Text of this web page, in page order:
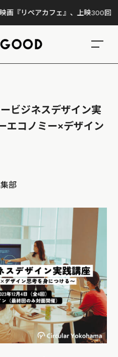
アカフェ』、上映300回の先で見
ビジネスデザイン実
エコノミー×デザイン
部